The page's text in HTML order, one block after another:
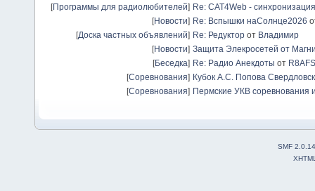
[Программы для радиолюбителей] Re: CAT4Web -
[Новости] Re: Вспышки наСолнце2026
[Доска частных объявлений] Re: Редуктор от Владимир
[Новости] Защита Элекросетей от
[Беседка] Re: Радио Анекдоты от R8AFS
[Соревнования] Кубок А.С. Попова
[Соревнования] Пермские УКВ соревнования
SMF 2.0.14